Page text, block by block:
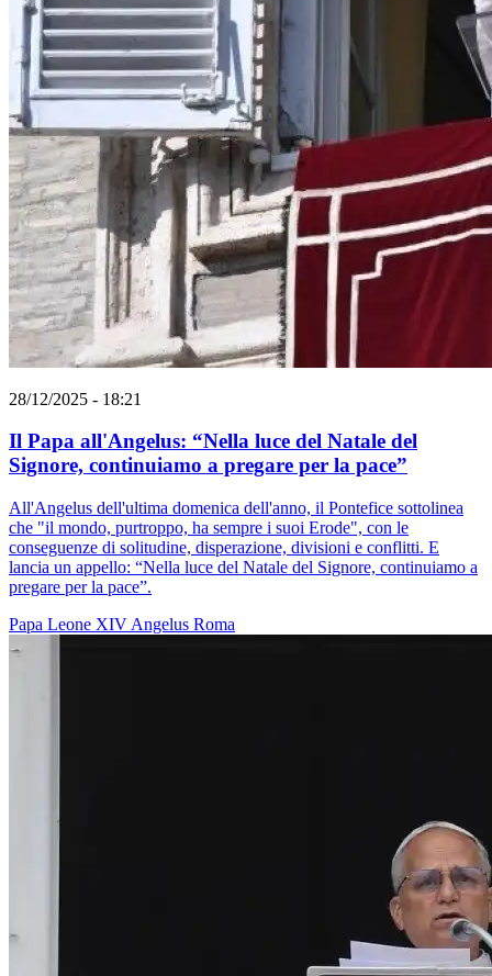
28/12/2025 - 18:21
Il Papa all'Angelus: “Nella luce del Natale del
Signore, continuiamo a pregare per la pace”
All'Angelus dell'ultima domenica dell'anno, il Pontefice sottolinea
che "il mondo, purtroppo, ha sempre i suoi Erode", con le
conseguenze di solitudine, disperazione, divisioni e conflitti. E
lancia un appello: “Nella luce del Natale del Signore, continuiamo a
pregare per la pace”.
Papa Leone XIV Angelus Roma